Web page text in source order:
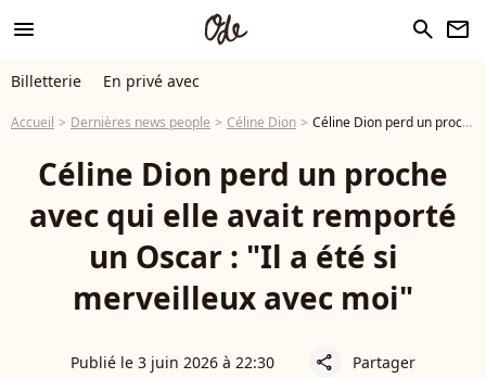
menu search newsletter
Billetterie En privé avec
Accueil Dernières news people Céline Dion Céline Dion perd un proche avec qui elle avait remporté un Oscar : "Il a été si merveilleux avec moi"
Céline Dion perd un proche
avec qui elle avait remporté
un Oscar : "Il a été si
merveilleux avec moi"
Publié le 3 juin 2026 à 22:30 share Partager